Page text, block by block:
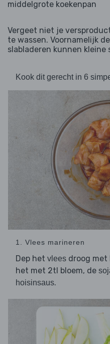
middelgrote koekenpan
Vergeet niet je
te wassen. Voornamelijk
slabladeren kunnen
Kook dit gerecht in 6
1. Vlees marineren
Dep het vlees droog met
het met 2tl bloem, de
hoisinsaus.